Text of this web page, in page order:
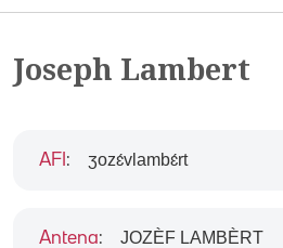
Joseph Lambert
AFI : ʒozɛ́vlambɛ́rt
Antena: JOZÈF LAMBÈRT